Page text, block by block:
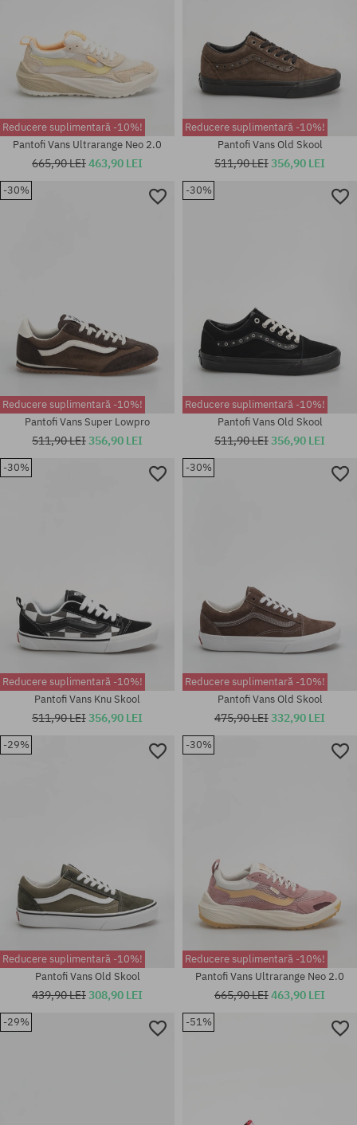
Mărimi existente:
Reducere suplimentară -10%!
Pantofi Vans Ultrarange Neo 2.0
665,90 LEI463,90 LEI
Mărimi existente:
Reducere suplimentară -10%!
Pantofi Vans Old Skool
511,90 LEI356,90 LEI
-30%
Reducere suplimentară -10%!
Pantofi Vans Super Lowpro
511,90 LEI356,90 LEI
-30%
Mărimi existente:
Reducere suplimentară -10%!
Pantofi Vans Old Skool
511,90 LEI356,90 LEI
-30%
Mărimi existente:
Reducere suplimentară -10%!
Pantofi Vans Knu Skool
511,90 LEI356,90 LEI
-30%
Reducere suplimentară -10%!
Pantofi Vans Old Skool
475,90 LEI332,90 LEI
-29%
Reducere suplimentară -10%!
Pantofi Vans Old Skool
439,90 LEI308,90 LEI
-30%
Reducere suplimentară -10%!
Pantofi Vans Ultrarange Neo 2.0
665,90 LEI463,90 LEI
-29% -51%